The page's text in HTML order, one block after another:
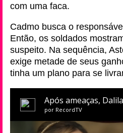
com uma faca.
Cadmo busca o
Então, os soldados
suspeito. Na sequência,
exige metade de seus
tinha um plano para se